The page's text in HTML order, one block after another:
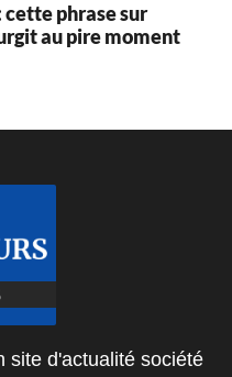
cette phrase sur
au pire moment
site d'actualité société